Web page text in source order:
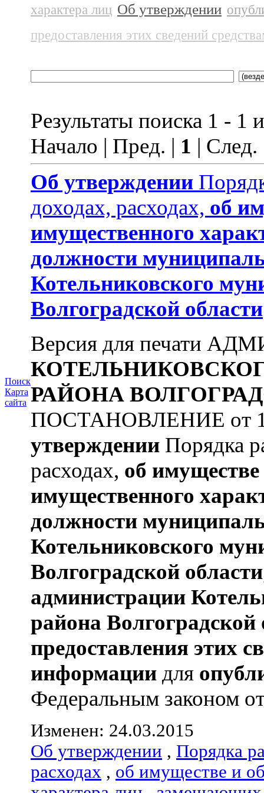
Поиск
Карта
сайта
характера лиц Об утверждении
предоставления этих сведений
Результаты поиска 1 - 1
Начало | Пред. | 1 |
Об утверждении
доходах, расходах, об
имущественного
должности
Котельниковского
Волгоградской области
Версия для печати
РАЙОНА
ПОСТАНОВЛЕНИЕ от
утверждении Порядка
расходах, об имуществе
имущественного
должности
Котельниковского
Волгоградской области
администрации
района Волгоградской
предоставления этих
информации для
Федеральным законом
Изменен: 24.03.2015
Об утверждении , Порядка
расходах , об имуществе и